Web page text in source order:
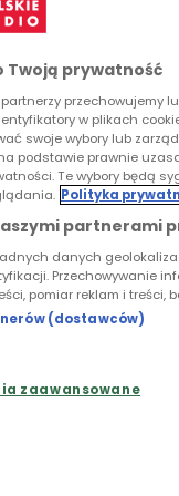
o
sensu i
z Zielonej
i
Twoją prywatność
partnerzy przechowujemy
w plikach
swoje wybory lub
podstawie prawnie
Te wybory będą
Polityka
partnerami
danych
Przechowywanie
pomiar reklam i treści,
(dostawców)
zaawansowane